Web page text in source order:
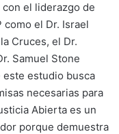
el liderazgo de
como el Dr. Israel
Cruces, el Dr.
Samuel Stone
este estudio busca
necesarias para
Abierta es un
porque demuestra